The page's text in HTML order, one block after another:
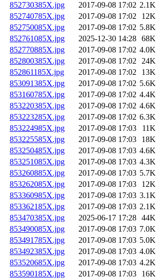
852730385X.jpg
2017-09-08 17:02 2.1K
852740785X.jpg
2017-09-08 17:02
12K
852750085X.jpg
2017-09-08 17:02 5.8K
852761085X.jpg
2025-12-30 14:28 68K
852770885X.jpg
2017-09-08 17:02 4.0K
852800385X.jpg
2017-09-08 17:02 24K
852861185X.jpg
2017-09-08 17:02
13K
853091385X.jpg
2017-09-08 17:02 5.6K
853160785X.jpg
2017-09-08 17:02 4.4K
853220385X.jpg
2017-09-08 17:02 4.6K
853223285X.jpg
2017-09-08 17:02 6.3K
853224985X.jpg
2017-09-08 17:03
11K
853225585X.jpg
2017-09-08 17:03
18K
853250485X.jpg
2017-09-08 17:03 4.6K
853251085X.jpg
2017-09-08 17:03 4.3K
853260885X.jpg
2017-09-08 17:03 5.7K
853262085X.jpg
2017-09-08 17:03
12K
853360985X.jpg
2017-09-08 17:03 3.1K
853362185X.jpg
2017-09-08 17:03 2.1K
853470385X.jpg
2025-06-17 17:28 44K
853490085X.jpg
2017-09-08 17:03 7.0K
853491785X.jpg
2017-09-08 17:03 5.0K
853492385X.jpg
2017-09-08 17:03 4.0K
853520685X.jpg
2017-09-08 17:03 4.2K
853590185X.jpg
2017-09-08 17:03
16K